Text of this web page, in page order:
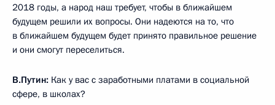
2018 годы, а народ наш требует, чтобы в ближайшем
будущем решили их вопросы. Они надеются на то, что
в ближайшем будущем будет принято правильное решение
и они смогут переселиться.
В.Путин: Как у вас с заработными платами в социальной
сфере, в школах?